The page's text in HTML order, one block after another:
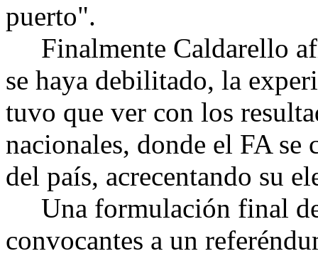
puerto".
Finalmente Caldarello
se haya debilitado, la
tuvo que ver con los
nacionales, donde el FA
del país, acrecentando su
Una formulación final
convocantes a un